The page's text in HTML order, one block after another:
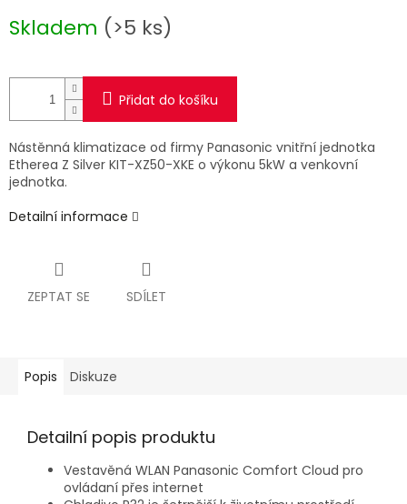
cena:
Skladem (>5 ks)
Přidat do košíku
Nástěnná klimatizace od firmy Panasonic vnitřní jednotka
Etherea Z Silver KIT-XZ50-XKE o výkonu 5kW a venkovní
jednotka.
Detailní informace
ZEPTAT SE SDÍLET
Popis Diskuze
Detailní popis produktu
Vestavěná WLAN Panasonic Comfort Cloud pro
ovládaní přes internet